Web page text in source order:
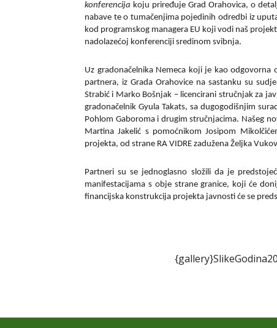
konferencija koju priređuje Grad Orahovica, o
nabave te o tumačenjima pojedinih odredbi iz
kod programskog managera EU koji vodi naš
nadolazećoj konferenciji sredinom svibnja.
Uz gradonačelnika Nemeca koji je kao
partnera, iz Grada Orahovice na sastanku su
Strabić i Marko Bošnjak – licencirani stručnjak za
gradonačelnik Gyula Takats, sa dugogodišnjim
Pohlom Gaboroma i drugim stručnjacima. Našeg
Martina Jakelić s pomoćnikom Josipom
projekta, od strane RA VIDRE zadužena Željka
Partneri su se jednoglasno složili da je
manifestacijama s obje strane granice, koji će
financijska konstrukcija projekta javnosti će se